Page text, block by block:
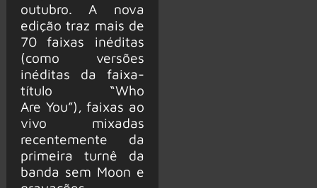
outubro. A nova
edição traz mais de
70 faixas inéditas
(como versões
inéditas da faixa-
título “Who
Are You”), faixas ao
vivo mixadas
recentemente da
primeira turnê da
banda sem Moon e